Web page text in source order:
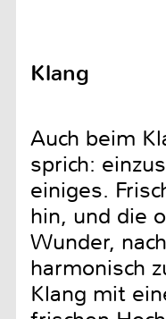
Klang
Auch beim
sprich:
einiges.
hin, und die
Wunder,
harmonisch
Klang mit